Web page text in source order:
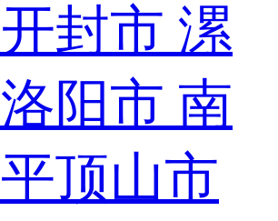
开封市 漯
洛阳市 南
平顶山市